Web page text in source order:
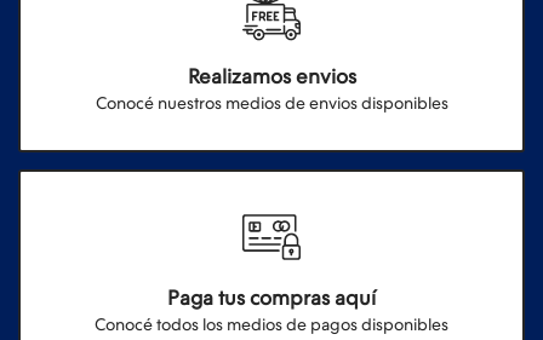
Realizamos envios
Conocé nuestros medios de envios disponibles
Paga tus compras aquí
Conocé todos los medios de pagos disponibles